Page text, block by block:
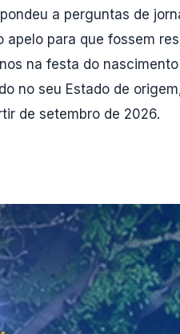
a perguntas de
para que fossem
na festa do
no seu Estado de
de setembro de 2026.